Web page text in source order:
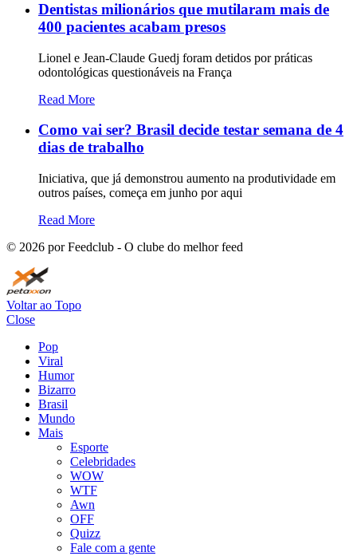
Dentistas milionários que mutilaram mais de
400 pacientes acabam presos
Lionel e Jean-Claude Guedj foram detidos por práticas
odontológicas questionáveis ​​na França
Read More
Como vai ser? Brasil decide testar semana de 4
dias de trabalho
Iniciativa, que já demonstrou aumento na produtividade em
outros países, começa em junho por aqui
Read More
© 2026 por Feedclub - O clube do melhor feed
Voltar ao Topo
Close
Pop
Viral
Humor
Bizarro
Brasil
Mundo
Mais
Esporte
Celebridades
WOW
WTF
Awn
OFF
Quizz
Fale com a gente